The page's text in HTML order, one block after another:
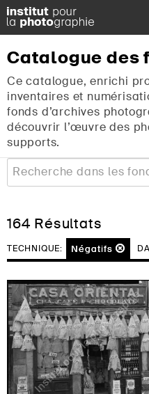
Catalogue des
Ce catalogue, enrichi
inventaires et
fonds d’archives
découvrir l’œuvre des
supports.
164 Résultats
TECHNIQUE: Négatifs